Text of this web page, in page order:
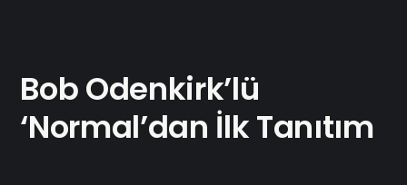
Bob Odenkirk’lü
‘Normal’dan İlk Tanıtım